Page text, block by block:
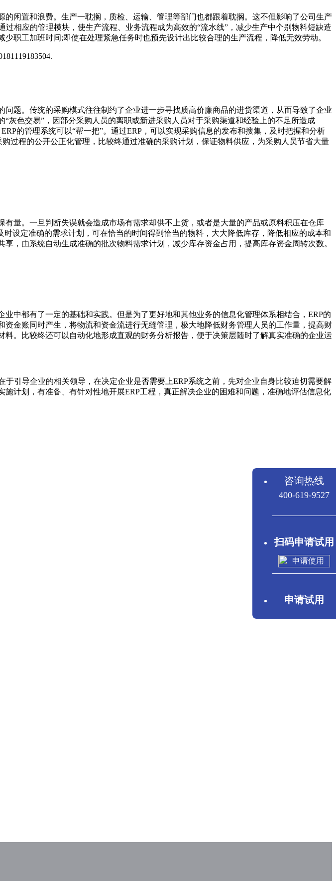
置和浪费。生产一耽搁，质检、运输、管理等部门也都跟着耽搁。这不但影响了公司生产
相应的管理模块，使生产流程、业务流程成为高效的“流水线”，减少生产中个别物料短缺造
职工加班时间;即使在处理紧急任务时也预先设计出比较合理的生产流程，降低无效劳动。
。传统的采购模式往往制约了企业进一步寻找质高价廉商品的进货渠道，从而导致了企业
灰色交易”，因部分采购人员的离职或新进采购人员对于采购渠道和经验上的不足所造成
的管理系统可以“帮一把”。通过ERP，可以实现采购信息的发布和搜集，及时把握和分析
过程的公开公正化管理，比较终通过准确的采购计划，保证物料供应，为采购人员节省大量
。一旦判断失误就会造成市场有需求却供不上货，或者是大量的产品或原料积压在仓库
设定准确的需求计划，可在恰当的时间得到恰当的物料，大大降低库存，降低相应的成本和
，由系统自动生成准确的批次物料需求计划，减少库存资金占用，提高库存资金周转次数。
都有了一定的基础和实践。但是为了更好地和其他业务的信息化管理体系相结合，ERP的
金账同时产生，将物流和资金流进行无缝管理，极大地降低财务管理人员的工作量，提高财
。比较终还可以自动化地形成直观的财务分析报告，便于决策层随时了解真实准确的企业运
导企业的相关领导，在决定企业是否需要上ERP系统之前，先对企业自身比较迫切需要解
计划，有准备、有针对性地开展ERP工程，真正解决企业的困难和问题，准确地评估信息化
咨询热线
400-619-9527
扫码申请试用
申请试用